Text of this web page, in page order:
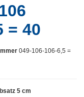
= 40
049-106-106-6,5 =
5 cm